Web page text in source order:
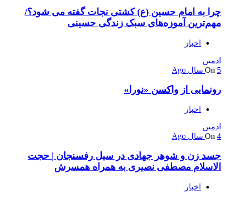
چرا به امام حسین (ع) کشتی نجات گفته می شود؟/
مهم‌ترین آموزه‌های سبک زندگی حسینی
اخبار
ادمین
On 5 سال Ago
رونمایی از واکسن «نورا»
اخبار
ادمین
On 4 سال Ago
جسد زن و شوهر جهادی در سیل رفسنجان | حجت
الاسلام مصطفی نصیری به همراه همسرش
اخبار